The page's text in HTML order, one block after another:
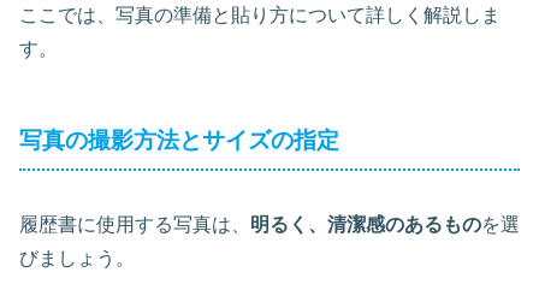
ここでは、写真の準備と貼り方について詳しく解説しま
す。
写真の撮影方法とサイズの指定
履歴書に使用する写真は、 明るく、清潔感のあるものを選
びましょう。